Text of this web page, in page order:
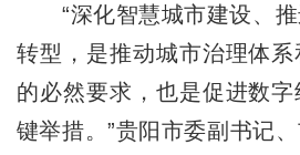
“深化智慧城市建设、推
转型，是推动城市治理体
的必然要求，也是促进数
键举措。”贵阳市委副书记